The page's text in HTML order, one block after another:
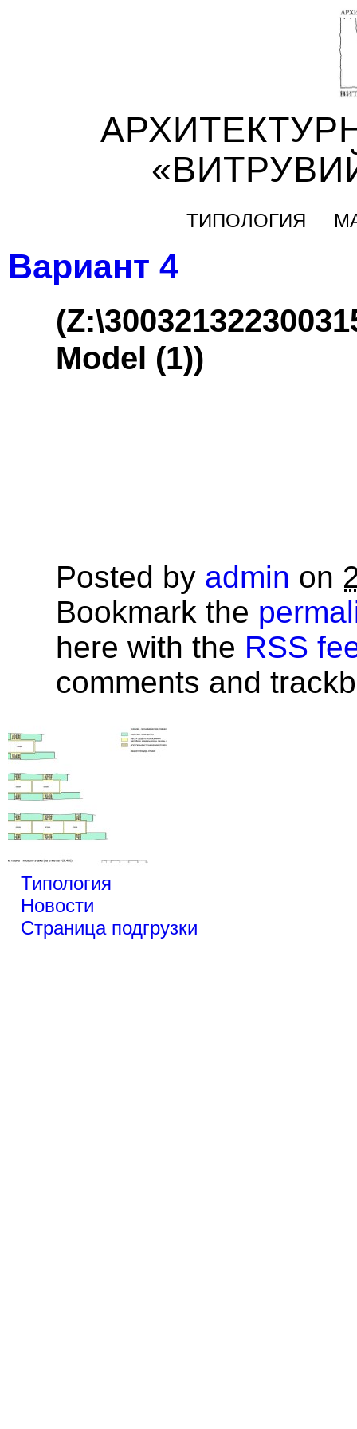
ТИПОЛОГИЯ
Вариант 4
Model (1))
Posted by admin on
Bookmark the
here with the RSS
comments and
Типология
Новости
Страница подгрузки